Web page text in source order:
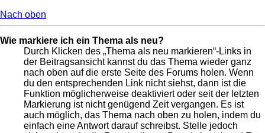
Nach oben
Wie markiere ich ein Thema als neu?
Durch Klicken des „Thema als neu markieren“-Links in
der Beitragsansicht kannst du das Thema wieder ganz
nach oben auf die erste Seite des Forums holen. Wenn
du den entsprechenden Link nicht siehst, dann ist die
Funktion möglicherweise deaktiviert oder seit der letzten
Markierung ist nicht genügend Zeit vergangen. Es ist
auch möglich, das Thema nach oben zu holen, indem du
einfach eine Antwort darauf schreibst. Stelle jedoch